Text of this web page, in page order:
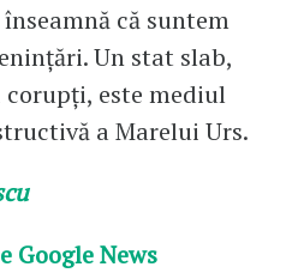
că suntem
Un stat slab,
este mediul
a Marelui Urs.
Google News